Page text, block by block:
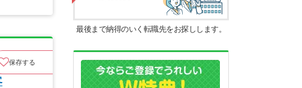
保存する
最後まで納得のいく転職先をお探しします。